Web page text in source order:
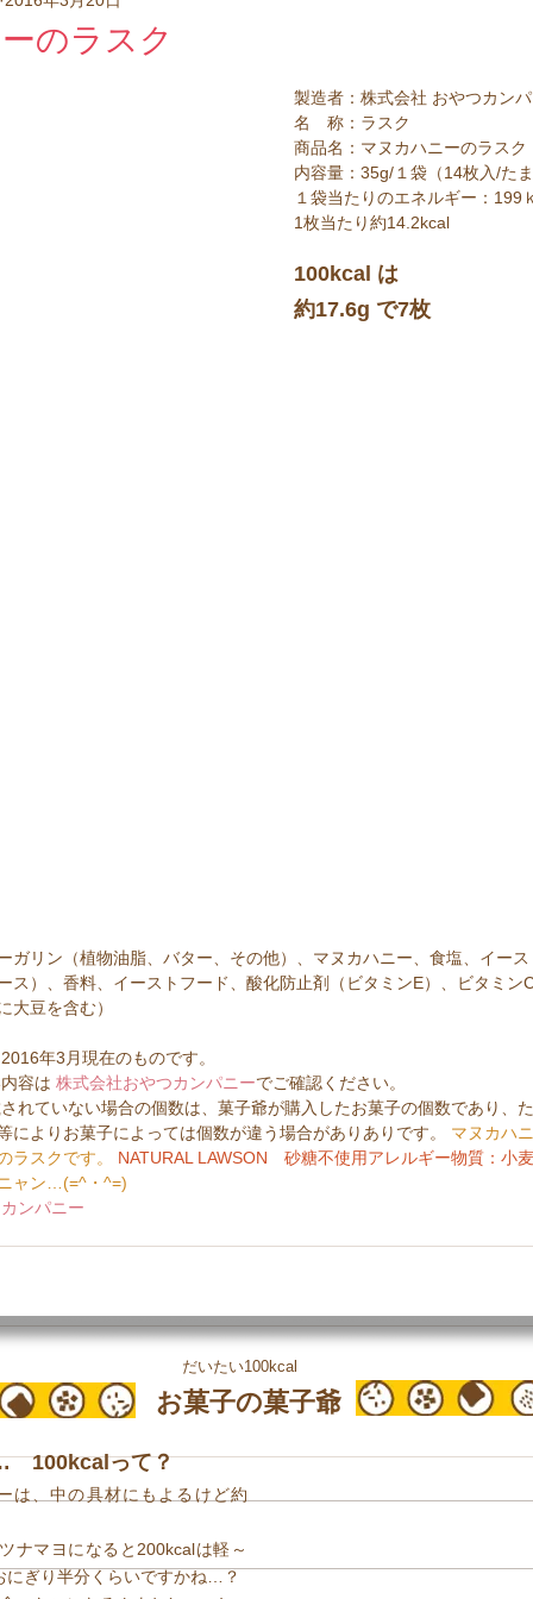
い クッキー
クラッカー ウエハース ドー
のラスク
製造者：株式会社 おやつカン
名　称：ラスク
商品名：マヌカハニーのラスク
内容量：35g/１袋（14枚入/た
１袋当たりのエネルギー：199
1枚当たり約14.2kcal
100kcal は
約17.6g で7枚
ガリン（植物油脂、バター、その他）、マヌカハニー、食塩、イー
ス）、香料、イーストフード、酸化防止剤（ビタミンE）、ビタミン
大豆を含む）
年3月現在のものです。
容は 株式会社おやつカンパニーでご確認ください。
によりお菓子によっては個数が違う場合がありありです。 マヌカハ
ラスクです。
NATURAL LAWSON　砂糖不使用アレルギー物質：小
ャン…(=^・^=)
ンパニー
だいたい100kcal
お菓子の菓子爺
100kcalって？
は、中の具材にもよるけど約
ナマヨになると200kcalは軽～
にぎり半分くらいですかね…？